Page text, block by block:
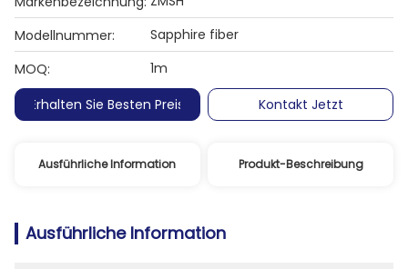
Modellnummer:
Sapphire fiber
MOQ:
1m
Erhalten Sie Besten Preis
Kontakt Jetzt
Ausführliche Information Produkt-Beschreibung
Ausführliche Information